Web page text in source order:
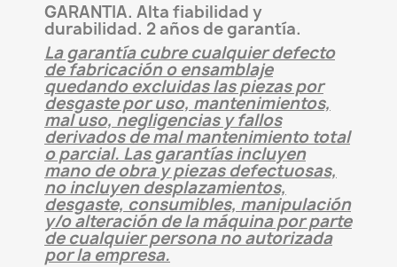
GARANTIA. Alta fiabilidad y
durabilidad. 2 años de garantía.
La garantía cubre cualquier defecto
de fabricación o ensamblaje
quedando excluidas las piezas por
desgaste por uso, mantenimientos,
mal uso, negligencias y fallos
derivados de mal mantenimiento total
o parcial. Las garantías incluyen
mano de obra y piezas defectuosas,
no incluyen desplazamientos,
desgaste, consumibles, manipulación
y/o alteración de la máquina por parte
de cualquier persona no autorizada
por la empresa.